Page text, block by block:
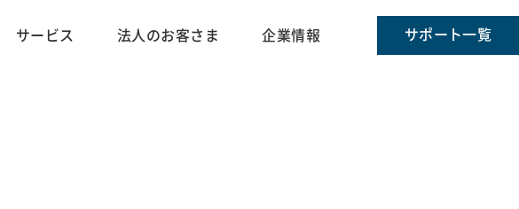
サービス 法人のお客さま 企業情報 サポート一覧